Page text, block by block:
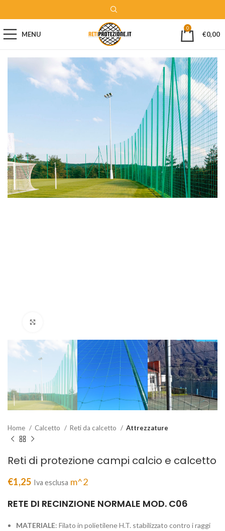
MENU
0
€0,00
Home Calcetto Reti da calcetto Attrezzature
Reti di protezione campi calcio e calcetto
€1,25 Iva esclusa m^2
RETE DI RECINZIONE NORMALE MOD. C06
MATERIALE: Filato in polietilene H.T. stabilizzato contro i raggi